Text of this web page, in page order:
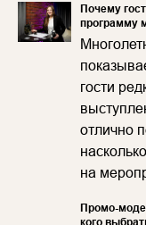
Почему
программу
гости
отлично
на
Промо-
кого